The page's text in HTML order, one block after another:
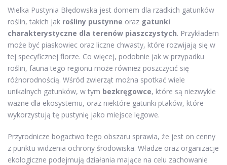
Wielka Pustynia Błędowska jest domem dla rzadkich gatunków
roślin, takich jak rośliny pustynne oraz gatunki
charakterystyczne dla terenów piaszczystych. Przykładem
może być piaskowiec oraz liczne chwasty, które rozwijają się w
tej specyficznej florze. Co więcej, podobnie jak w przypadku
roślin, fauna tego regionu może również poszczycić się
różnorodnością. Wśród zwierząt można spotkać wiele
unikalnych gatunków, w tym bezkręgowce, które są niezwykle
ważne dla ekosystemu, oraz niektóre gatunki ptaków, które
wykorzystują tę pustynię jako miejsce lęgowe.
Przyrodnicze bogactwo tego obszaru sprawia, że jest on cenny
z punktu widzenia ochrony środowiska. Władze oraz organizacje
ekologiczne podejmują działania mające na celu zachowanie